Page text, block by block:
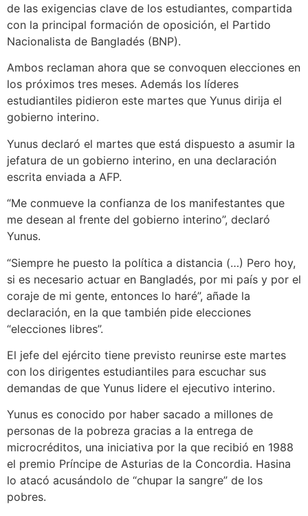
de las exigencias clave de los estudiantes, compartida
con la principal formación de oposición, el Partido
Nacionalista de Bangladés (BNP).
Ambos reclaman ahora que se convoquen elecciones en
los próximos tres meses. Además los líderes
estudiantiles pidieron este martes que Yunus dirija el
gobierno interino.
Yunus declaró el martes que está dispuesto a asumir la
jefatura de un gobierno interino, en una declaración
escrita enviada a AFP.
“Me conmueve la confianza de los manifestantes que
me desean al frente del gobierno interino”, declaró
Yunus.
“Siempre he puesto la política a distancia (…) Pero hoy,
si es necesario actuar en Bangladés, por mi país y por el
coraje de mi gente, entonces lo haré”, añade la
declaración, en la que también pide elecciones
“elecciones libres”.
El jefe del ejército tiene previsto reunirse este martes
con los dirigentes estudiantiles para escuchar sus
demandas de que Yunus lidere el ejecutivo interino.
Yunus es conocido por haber sacado a millones de
personas de la pobreza gracias a la entrega de
microcréditos, una iniciativa por la que recibió en 1988
el premio Príncipe de Asturias de la Concordia. Hasina
lo atacó acusándolo de “chupar la sangre” de los
pobres.